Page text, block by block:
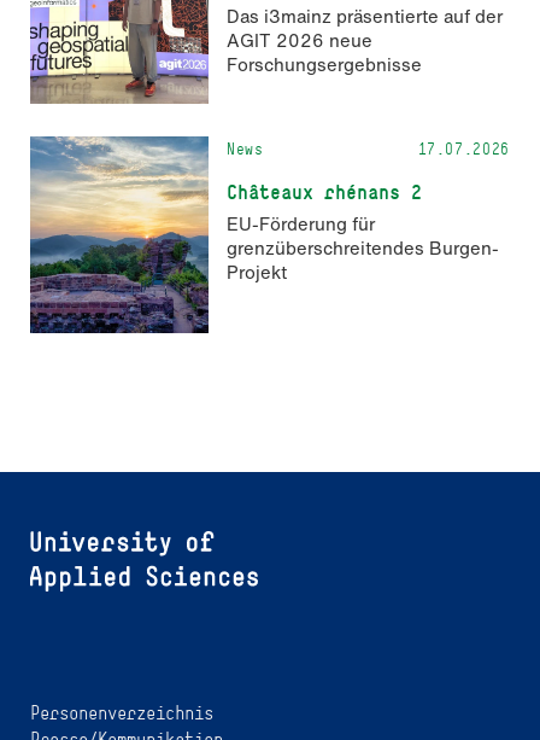
Das i3mainz präsentierte auf der
AGIT 2026 neue
Forschungsergebnisse
News 17.07.2026
Châteaux rhénans 2
EU-Förderung für
grenzüberschreitendes Burgen-
Projekt
Personenverzeichnis